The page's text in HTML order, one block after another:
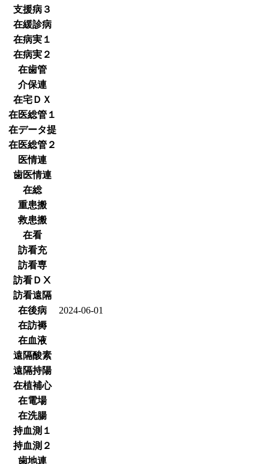
支援病３
在緩診病
在病実１
在病実２
在歯管
介保連
在宅ＤＸ
在医総管１
在データ提
在医総管２
医情連
歯医情連
在総
重患搬
救患搬
在看
訪看充
訪看専
訪看ＤⅩ
訪看遠隔
在後病
2024-06-01
在訪褥
在血液
遠隔酸素
遠隔持陽
在植補心
在電場
在洗腸
持血測１
持血測２
歯地連